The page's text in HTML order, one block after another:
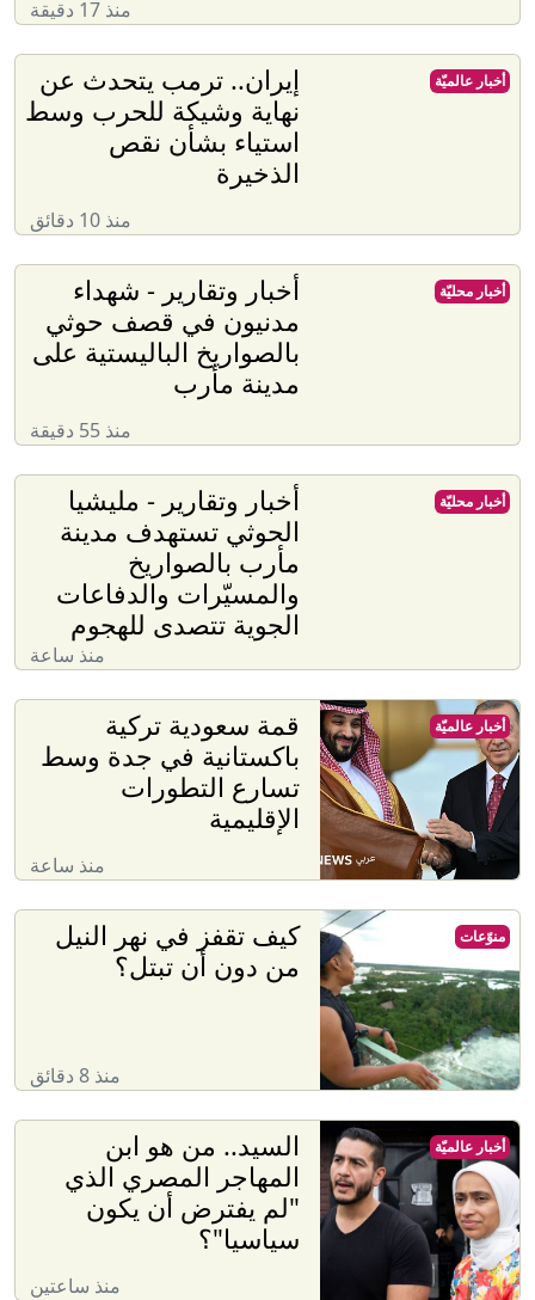
منذ 17 دقيقة
إيران.. ترمب يتحدث عن
نهاية وشيكة للحرب وسط
استياء بشأن نقص
الذخيرة
منذ 10 دقائق
أخبار عالميّة
أخبار وتقارير - شهداء
مدنيون في قصف حوثي
بالصواريخ الباليستية على
مدينة مأرب
منذ 55 دقيقة
أخبار محليّة
أخبار وتقارير - مليشيا
الحوثي تستهدف مدينة
مأرب بالصواريخ
والمسيّرات والدفاعات
الجوية تتصدى للهجوم
منذ ساعة
أخبار محليّة
قمة سعودية تركية
باكستانية في جدة وسط
تسارع التطورات
الإقليمية
منذ ساعة
أخبار عالميّة
كيف تقفز في نهر النيل
من دون أن تبتل؟
منذ 8 دقائق
منوّعات
السيد.. من هو ابن
المهاجر المصري الذي
"لم يفترض أن يكون
سياسيا"؟
منذ ساعتين
أخبار عالميّة